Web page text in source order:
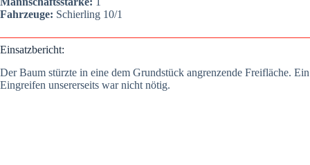
Fahr­zeu­ge: Schier­ling 10/1
Ein­satz­be­richt:
Der Baum stürz­te in eine dem Grund­stück angren­zen­de Frei­flä­che. Ein
Ein­grei­fen unse­rer­seits war nicht nötig.